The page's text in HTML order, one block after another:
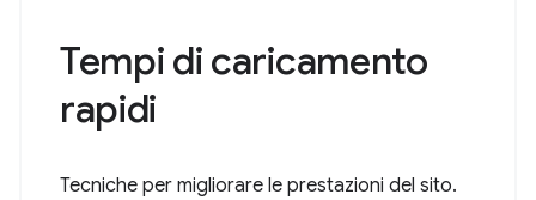
Tempi di caricamento
rapidi
Tecniche per migliorare le prestazioni del sito.